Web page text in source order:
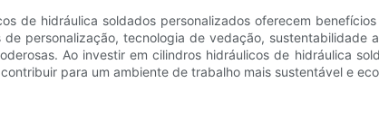
de hidráulica soldados personalizados oferecem
personalização, tecnologia de vedação,
Ao investir em cilindros hidráulicos de hidráulica
para um ambiente de trabalho mais sustentável e